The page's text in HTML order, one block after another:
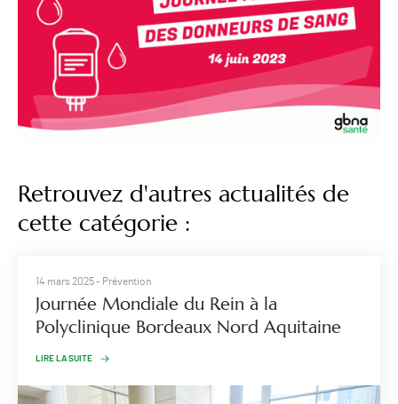
Retrouvez d'autres actualités de
cette catégorie :
14 mars 2025- Prévention
Journée Mondiale du Rein à la
Polyclinique Bordeaux Nord Aquitaine
LIRE LA SUITE